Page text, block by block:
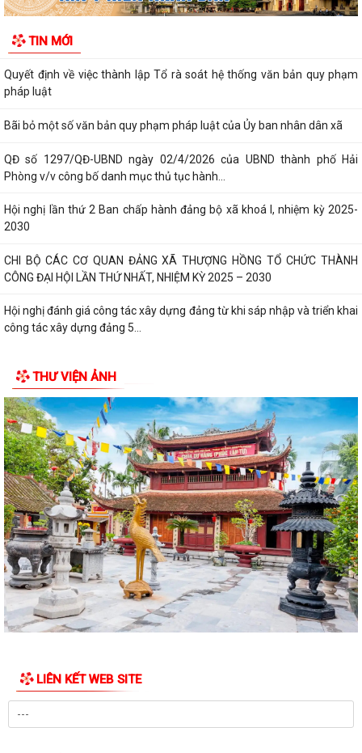
TIN MỚI
hộ kinh doanh tiêu biểu trên...
Quyết định về việc thành lập Tổ rà soát hệ thống văn bản quy phạm
pháp luật
Bãi bỏ một số văn bản quy phạm pháp luật của Ủy ban nhân dân xã
QĐ số 1297/QĐ-UBND ngày 02/4/2026 của UBND thành phố Hải
Phòng v/v công bố danh mục thủ tục hành...
Hội nghị lần thứ 2 Ban chấp hành đảng bộ xã khoá I, nhiệm kỳ 2025-
2030
CHI BỘ CÁC CƠ QUAN ĐẢNG XÃ THƯỢNG HỒNG TỔ CHỨC THÀNH
CÔNG ĐẠI HỘI LẦN THỨ NHẤT, NHIỆM KỲ 2025 – 2030
Hội nghị đánh giá công tác xây dựng đảng từ khi sáp nhập và triển khai
công tác xây dựng đảng 5...
2026
Xã nhà tổ chức Hội nghị gặp mặt các đồng chí nguyên là lãnh đạo chủ
chốt của địa phương qua...
CHI BỘ UBND XÃ THƯỢNG HỒNG TỔ CHỨC ĐẠI HỘI CHI BỘ LẦN THỨ I,
NHIỆM KỲ 2025-2030
Xã Thượng Hồng tổ chức Lễ dâng hương, thắp nến tri ân các Anh hùng
liệt sĩ
Các tổ đại biểu HĐND xã tiếp xúc cử tri tại 6 điểm trên địa bàn xã
Xã Thượng Hồng với các hoạt động hướng về Kỷ niệm 78 năm ngày
Thương binh Liệt sỹ 27/07
Xã Thượng Hồng chủ động ứng phó với bão số 3
THƯ VIỆN ẢNH
LIÊN KẾT WEB SITE